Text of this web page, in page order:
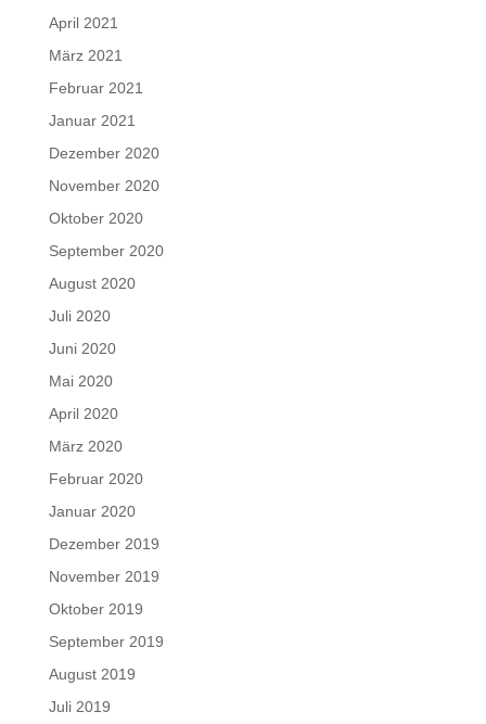
April 2021
März 2021
Februar 2021
Januar 2021
Dezember 2020
November 2020
Oktober 2020
September 2020
August 2020
Juli 2020
Juni 2020
Mai 2020
April 2020
März 2020
Februar 2020
Januar 2020
Dezember 2019
November 2019
Oktober 2019
September 2019
August 2019
Juli 2019